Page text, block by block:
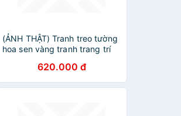
(ẢNH THẬT) Tranh treo tường
hoa sen vàng tranh trang trí
620.000 đ